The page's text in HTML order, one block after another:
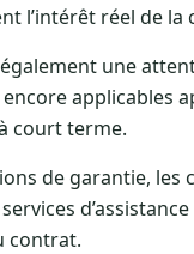
l’intérêt réel de la
une
applicables
court terme.
de garantie,
contrat.